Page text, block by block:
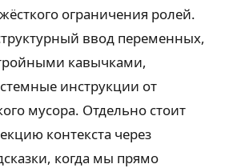
ограничения ролей.
ввод переменных,
кавычками,
инструкции от
мусора. Отдельно стоит
контекста через
когда мы прямо